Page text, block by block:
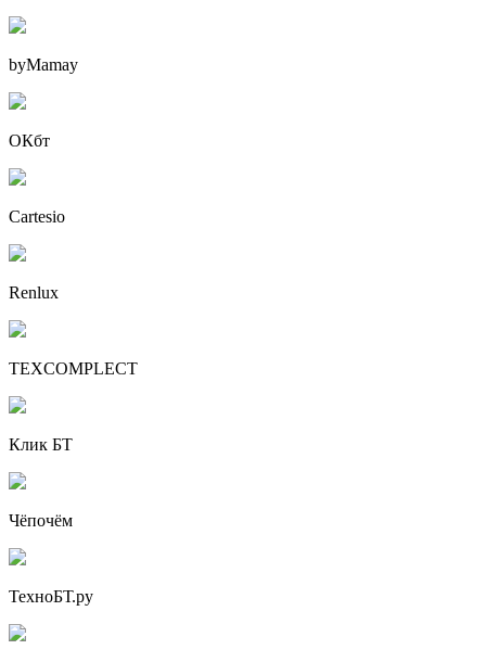
byMamay
ОКбт
Cartesio
Renlux
TEXCOMPLECT
Клик БТ
Чёпочём
ТехноБТ.ру